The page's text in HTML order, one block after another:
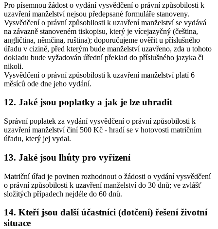
Pro písemnou žádost o vydání vysvědčení o právní způsobilosti k
uzavření manželství nejsou předepsané formuláře stanoveny.
Vysvědčení o právní způsobilosti k uzavření manželství se vydává
na závazně stanoveném tiskopisu, který je vícejazyčný (čeština,
angličtina, němčina, ruština); doporučujeme ověřit u příslušného
úřadu v cizině, před kterým bude manželství uzavřeno, zda u tohoto
dokladu bude vyžadován úřední překlad do příslušného jazyka či
nikoli.
Vysvědčení o právní způsobilosti k uzavření manželství platí 6
měsíců ode dne jeho vydání.
12. Jaké jsou poplatky a jak je lze uhradit
Správní poplatek za vydání vysvědčení o právní způsobilosti k
uzavření manželství činí 500 Kč - hradí se v hotovosti matričním
úřadu, který jej vydal.
13. Jaké jsou lhůty pro vyřízení
Matriční úřad je povinen rozhodnout o žádosti o vydání vysvědčení
o právní způsobilosti k uzavření manželství do 30 dnů; ve zvlášť
složitých případech nejdéle do 60 dnů.
14. Kteří jsou další účastníci (dotčení) řešení životní
situace